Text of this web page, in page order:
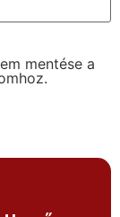
mentése a